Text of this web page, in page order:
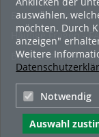
auswählen,
möchten. Durch
anzeigen"
Weitere
Notwendig
Auswahl
Erste Schritte
Häufige Fragen -
Betriebsstatus